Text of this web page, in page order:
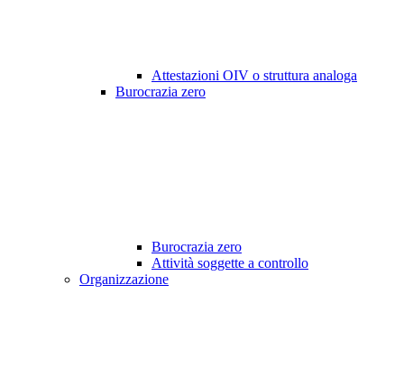
Attestazioni OIV o struttura analoga
Burocrazia zero
Burocrazia zero
Attività soggette a controllo
Organizzazione